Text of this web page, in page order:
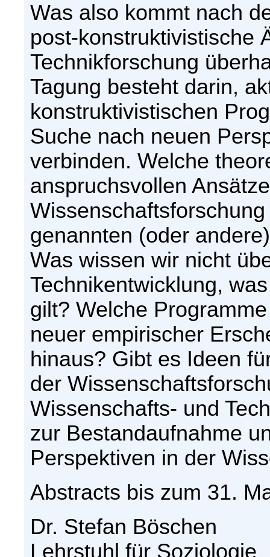
Was also kommt nach
post-konstruktivistische
Technikforschung
Tagung besteht darin,
konstruktivistischen
Suche nach neuen
verbinden. Welche
anspruchsvollen
genannten (oder
Was wissen wir nicht
Technikentwicklung,
gilt? Welche
neuer empirischer
hinaus? Gibt es Ideen
der
Wissenschafts- und
zur Bestandaufnahme
Perspektiven in der
Abstracts bis zum 31.
Dr. Stefan Böschen
Lehrstuhl für Soziologie